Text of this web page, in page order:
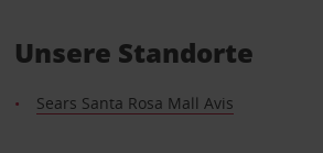
Unsere Standorte
Sears Santa Rosa Mall Avis